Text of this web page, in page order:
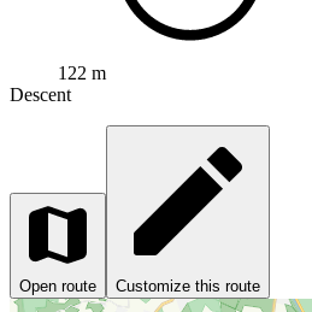
122 m
Descent
Open route Customize this route